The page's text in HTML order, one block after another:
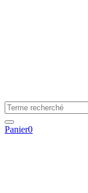
Panier0